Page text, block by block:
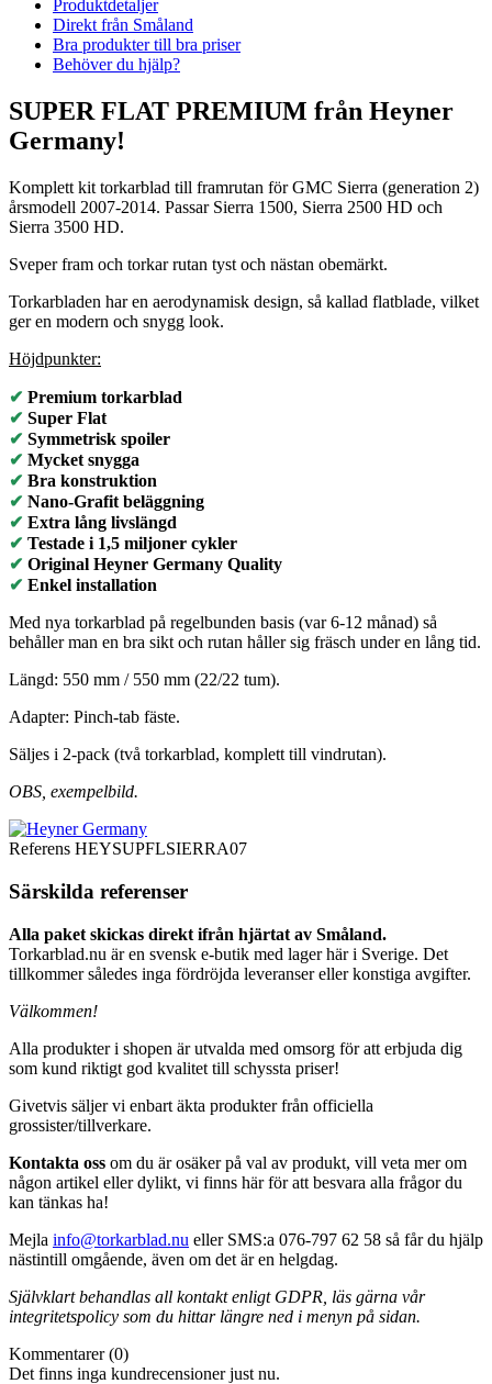
Produktdetaljer
Direkt från Småland
Bra produkter till bra priser
Behöver du hjälp?
SUPER FLAT PREMIUM från Heyner
Germany!
Komplett kit torkarblad till framrutan för GMC Sierra (generation 2)
årsmodell 2007-2014. Passar Sierra 1500, Sierra 2500 HD och
Sierra 3500 HD.
Sveper fram och torkar rutan tyst och nästan obemärkt.
Torkarbladen har en aerodynamisk design, så kallad flatblade, vilket
ger en modern och snygg look.
Höjdpunkter:
✔ Premium torkarblad
✔ Super Flat
✔ Symmetrisk spoiler
✔ Mycket snygga
✔ Bra konstruktion
✔ Nano-Grafit beläggning
✔ Extra lång livslängd
✔ Testade i 1,5 miljoner cykler
✔ Original Heyner Germany Quality
✔ Enkel installation
Med nya torkarblad på regelbunden basis (var 6-12 månad) så
behåller man en bra sikt och rutan håller sig fräsch under en lång tid.
Längd: 550 mm / 550 mm (22/22 tum).
Adapter: Pinch-tab fäste.
Säljes i 2-pack (två torkarblad, komplett till vindrutan).
OBS, exempelbild.
Referens HEYSUPFLSIERRA07
Särskilda referenser
Alla paket skickas direkt ifrån hjärtat av Småland.
Torkarblad.nu är en svensk e-butik med lager här i Sverige. Det
tillkommer således inga fördröjda leveranser eller konstiga avgifter.
Välkommen!
Alla produkter i shopen är utvalda med omsorg för att erbjuda dig
som kund riktigt god kvalitet till schyssta priser!
Givetvis säljer vi enbart äkta produkter från officiella
grossister/tillverkare.
Kontakta oss om du är osäker på val av produkt, vill veta mer om
någon artikel eller dylikt, vi finns här för att besvara alla frågor du
kan tänkas ha!
Mejla info@torkarblad.nu eller SMS:a 076-797 62 58 så får du hjälp
nästintill omgående, även om det är en helgdag.
Självklart behandlas all kontakt enligt GDPR, läs gärna vår
integritetspolicy som du hittar längre ned i menyn på sidan.
Kommentarer (0)
Det finns inga kundrecensioner just nu.